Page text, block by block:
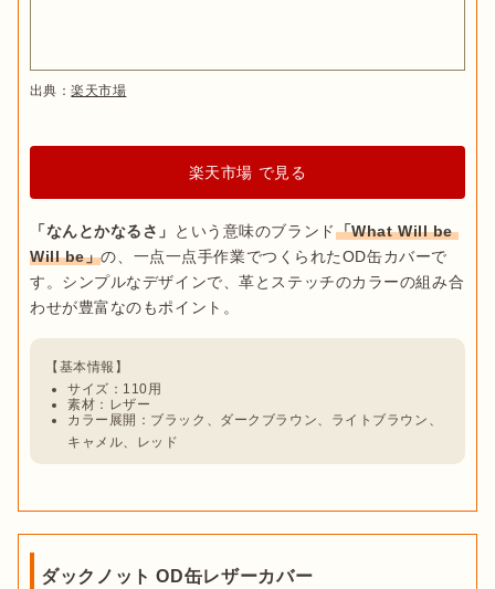
出典：楽天市場
楽天市場 で見る
「なんとかなるさ」 という意味のブランド「What Will be
Will be」の、一点一点手作業でつくられたOD缶カバーで
す。シンプルなデザインで、革とステッチのカラーの組み合
わせが豊富なのもポイント。
サイズ：110用
素材：レザー
カラー展開：ブラック、ダークブラウン、ライトブラウン、
キャメル、レッド
ダックノット OD缶レザーカバー